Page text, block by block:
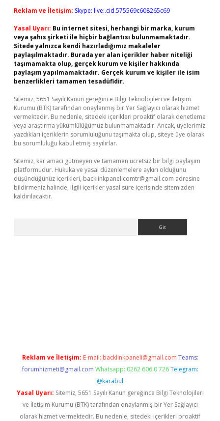
Reklam ve İletişim: Skype: live:.cid.575569c608265c69
Yasal Uyarı: Bu internet sitesi, herhangi bir marka, kurum
veya şahıs şirketi ile hiçbir bağlantısı bulunmamaktadır.
Sitede yalnızca kendi hazırladığımız makaleler
paylaşılmaktadır. Burada yer alan içerikler haber niteliği
taşımamakta olup, gerçek kurum ve kişiler hakkında
paylaşım yapılmamaktadır. Gerçek kurum ve kişiler ile isim
benzerlikleri tamamen tesadüfidir.
Sitemiz, 5651 Sayılı Kanun gereğince Bilgi Teknolojileri ve İletişim
Kurumu (BTK) tarafından onaylanmış bir Yer Sağlayıcı olarak hizmet
vermektedir. Bu nedenle, sitedeki içerikleri proaktif olarak denetleme
veya araştırma yükümlülüğümüz bulunmamaktadır. Ancak, üyelerimiz
yazdıkları içeriklerin sorumluluğunu taşımakta olup, siteye üye olarak
bu sorumluluğu kabul etmiş sayılırlar.
Sitemiz, kar amacı gütmeyen ve tamamen ücretsiz bir bilgi paylaşım
platformudur. Hukuka ve yasal düzenlemelere aykırı olduğunu
düşündüğünüz içerikleri, backlinkpanelicomtr@gmail.com adresine
bildirmeniz halinde, ilgili içerikler yasal süre içerisinde sitemizden
kaldırılacaktır.
Reklam ve İletişim: E-mail: backlinkpaneli@gmail.com Teams:
forumhizmeti@gmail.com Whatsapp: 0262 606 0 726 Telegram:
@karabul
Yasal Uyarı: Sitemiz, 5651 Sayılı Kanun gereğince Bilgi Teknolojileri
ve İletişim Kurumu (BTK) tarafından onaylanmış bir Yer Sağlayıcı
olarak hizmet vermektedir. Bu nedenle, sitedeki içerikleri proaktif